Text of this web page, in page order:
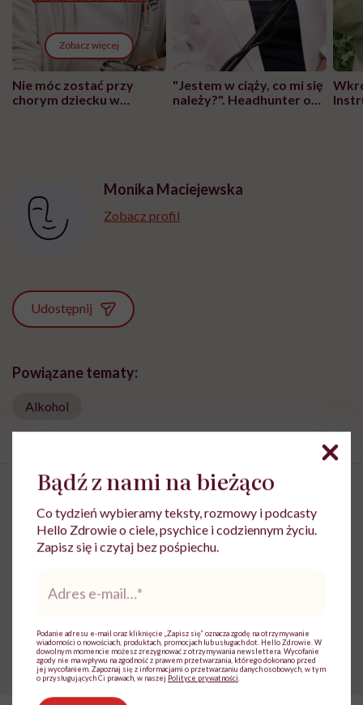
Zobacz więcej
Nie móc zostać przy
chorym dziecku w
"Jestem w ciąży, co mi się
należy?". Headhunter o
Monika Maciejewska
Zobacz profil
Udostępnij
Powiązane tematy:
Alkohol
Anne Hathaway: „Uwielbiam
i destrukcyjna energia macho to
Bądź z nami na bieżąco
Co tydzień wybieramy teksty, rozmowy i podcasty
Hello Zdrowie o ciele, psychice i codziennym życiu.
Zapisz się i czytaj bez pośpiechu.
*
Podanie adresu e-mail oraz kliknięcie „Zapisz się” oznacza zgodę na otrzymywanie
wiadomości o nowościach, produktach, promocjach lub usługach dot. Hello Zdrowie. W
dowolnym momencie możesz zrezygnować z otrzymywania newslettera. Wycofanie
zgody nie ma wpływu na zgodność z prawem przetwarzania, którego dokonano przed
jej wycofaniem. Zapoznaj się z informacjami o przetwarzaniu danych osobowych, w tym
o przysługujących Ci prawach, w naszej Polityce prywatności